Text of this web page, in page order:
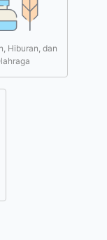
Hiburan, dan